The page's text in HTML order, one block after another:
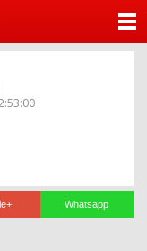
Whatsapp
YAZARLAR